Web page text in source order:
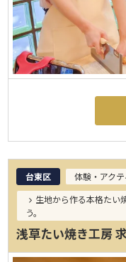
台東区
体験・アクテ
生地から作る本格たい
う。
浅草たい焼き工房